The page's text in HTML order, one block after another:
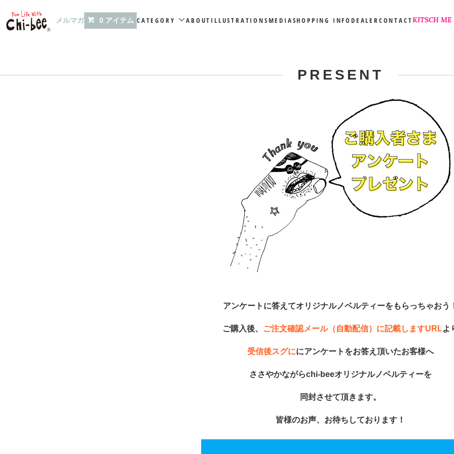
メルマガ 0 アイテム CATEGORY ABOUT ILLUSTRATIONSMEDIASHOPPING INFODEALERCONTACTKITSCH ME
PRESENT
アンケートに答えてオリジナルノベルティーをもらっちゃおう
ご購入後、 ご注文確認メール（自動配信）に記載しますURLよ
受信後スグににアンケートをお答え頂いたお客様へ
ささやかながらchi-beeオリジナルノベルティーを
同封させて頂きます。
皆様のお声、お待ちしております！